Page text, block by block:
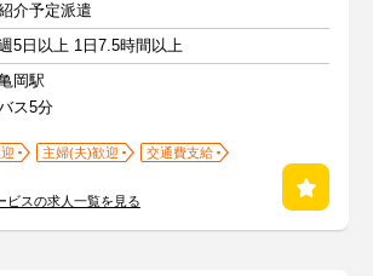
介予定派遣
5日以上 1日7.5時間以上
岡駅
ス5分
主婦(夫)歓迎
交通費支給
ビスの求人一覧を見る